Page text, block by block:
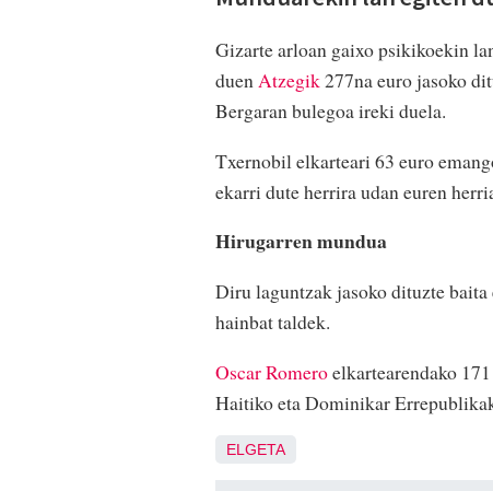
Gizarte arloan gaixo psikikoekin
duenAtzegik277na euro jasoko
Bergaran bulegoa ireki duela.
Txernobil elkarteari 63 euro
ekarri dute herrira udan euren
Hirugarren mundua
Diru laguntzak jasoko dituzte
hainbat taldek.
Oscar Romeroelkartearendako
Haitiko eta Dominikar
ELGETA